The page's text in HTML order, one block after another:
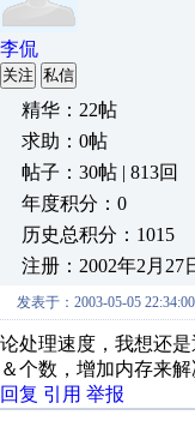
李侃
关注 私信
精华：22帖
求助：0帖
帖子：30帖 | 813回
年度积分：0
历史总积分：1015
注册：2002年2月27
发表于：2003-05-05 22:34:00
论处理速度，我想还
＆个数，增加内存来解
回复 引用 举报